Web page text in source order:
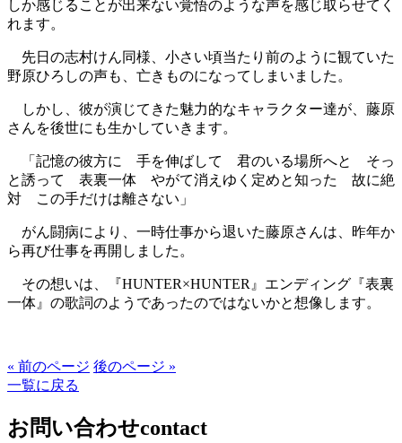
しか感じることが出来ない覚悟のような声を感じ取らせてく
れます。
先日の志村けん同様、小さい頃当たり前のように観ていた
野原ひろしの声も、亡きものになってしまいました。
しかし、彼が演じてきた魅力的なキャラクター達が、藤原
さんを後世にも生かしていきます。
「記憶の彼方に 手を伸ばして 君のいる場所へと そっ
と誘って 表裏一体 やがて消えゆく定めと知った 故に絶
対 この手だけは離さない」
がん闘病により、一時仕事から退いた藤原さんは、昨年か
ら再び仕事を再開しました。
その想いは、『HUNTER×HUNTER』エンディング『表裏
一体』の歌詞のようであったのではないかと想像します。
« 前のページ 後のページ »
一覧に戻る
お問い合わせcontact